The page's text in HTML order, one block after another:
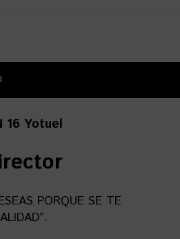
16 Yotuel
PORQUE SE TE